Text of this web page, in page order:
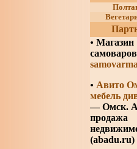
• Магазин
самоваров
• Авито
мебель
— Омск.
продажа
(abadu.ru)